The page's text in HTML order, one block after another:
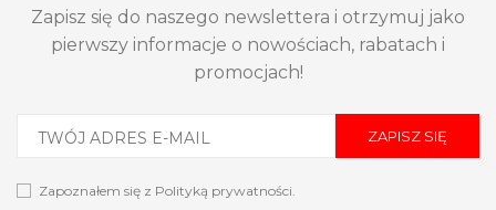
Zapisz się do naszego newslettera i otrzymuj jako
pierwszy informacje o nowościach, rabatach i
promocjach!
ZAPISZ SIĘ
Zapoznałem się z Polityką prywatności.